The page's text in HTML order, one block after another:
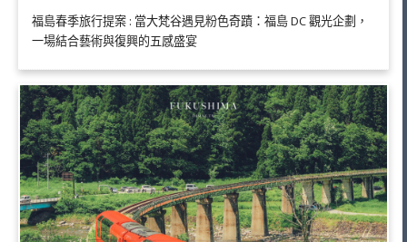
福島春季旅行提案 : 當大梵谷遇見粉色奇蹟：福島 DC 觀光企劃，
一場結合藝術與復興的五感盛宴